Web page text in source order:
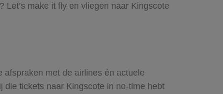
make it fly en vliegen naar Kingscote
met de airlines én actuele
tickets naar Kingscote in no-time hebt